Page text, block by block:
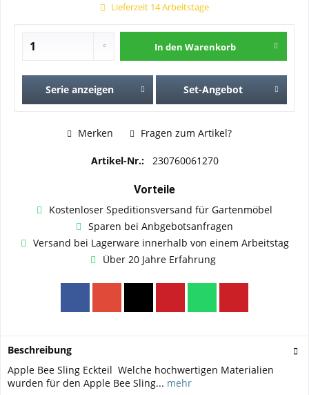
Lieferzeit 14 Arbeitstage
In den Warenkorb
Serie anzeigen Set-Angebot
Merken Fragen zum Artikel?
Artikel-Nr.: 230760061270
Vorteile
Kostenloser Speditionsversand für Gartenmöbel
Sparen bei Anbgebotsanfragen
Versand bei Lagerware innerhalb von einem Arbeitstag
Über 20 Jahre Erfahrung
Beschreibung
Apple Bee Sling Eckteil Welche hochwertigen Materialien
wurden für den Apple Bee Sling... mehr